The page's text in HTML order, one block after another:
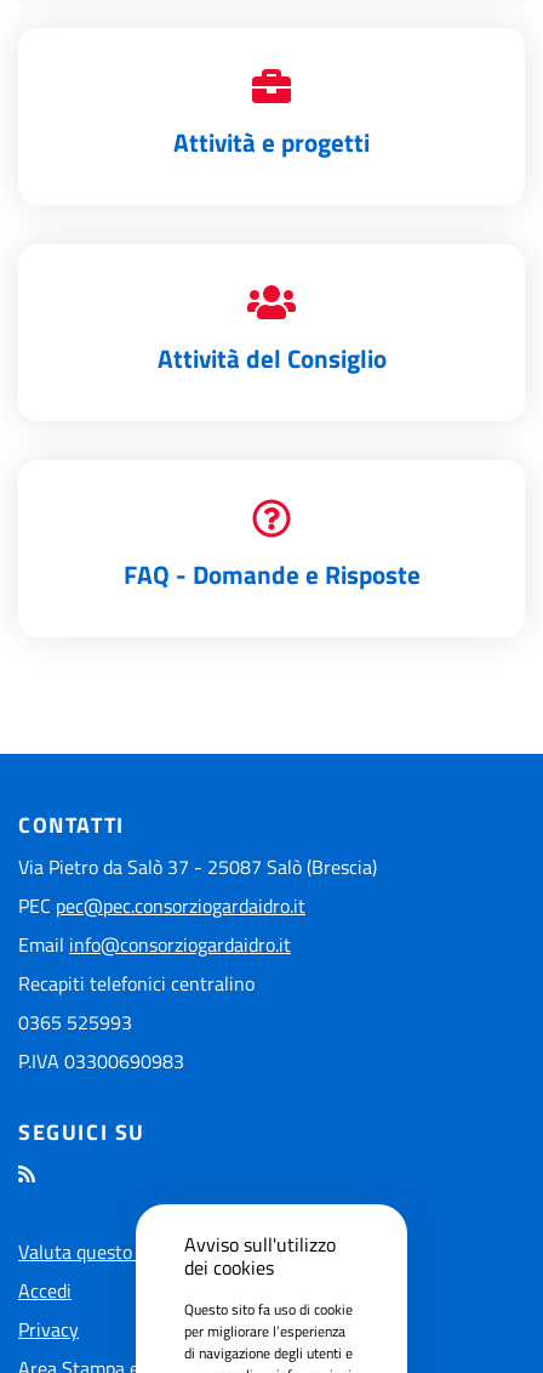
Attività e progetti
Attività del Consiglio
FAQ - Domande e Risposte
CONTATTI
Via Pietro da Salò 37 - 25087 Salò (Brescia)
PEC pec@pec.consorziogardaidro.it
Email info@consorziogardaidro.it
Recapiti telefonici centralino
0365 525993
P.IVA 03300690983
SEGUICI SU
Valuta questo sito
Accedi
Privacy
Avviso sull'utilizzo
dei cookies
Questo sito fa uso di cookie
per migliorare l’esperienza
di navigazione degli utenti e